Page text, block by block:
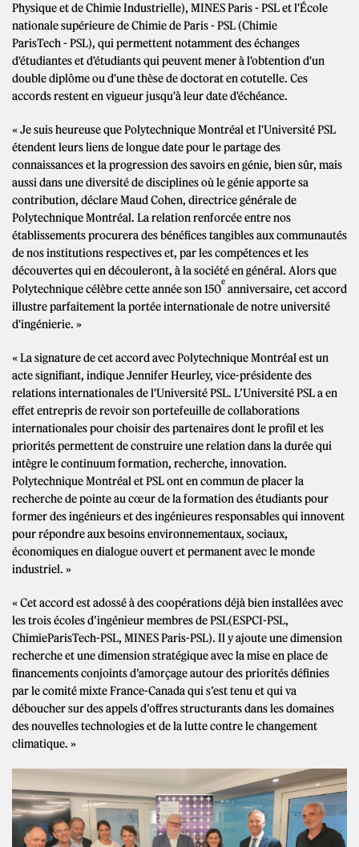
Physique et de Chimie Industrielle), MINES Paris - PSL et l'École
nationale supérieure de Chimie de Paris - PSL (Chimie
ParisTech - PSL), qui permettent notamment des échanges
d'étudiantes et d'étudiants qui peuvent mener à l'obtention d'un
double diplôme ou d'une thèse de doctorat en cotutelle. Ces
accords restent en vigueur jusqu'à leur date d'échéance.
« Je suis heureuse que Polytechnique Montréal et l'Université PSL
étendent leurs liens de longue date pour le partage des
connaissances et la progression des savoirs en génie, bien sûr, mais
aussi dans une diversité de disciplines où le génie apporte sa
contribution, déclare Maud Cohen, directrice générale de
Polytechnique Montréal. La relation renforcée entre nos
établissements procurera des bénéfices tangibles aux communautés
de nos institutions respectives et, par les compétences et les
découvertes qui en découleront, à la société en général. Alors que
Polytechnique célèbre cette année son 150
e
anniversaire, cet accord
illustre parfaitement la portée internationale de notre université
d'ingénierie. »
« La signature de cet accord avec Polytechnique Montréal est un
acte signifiant, indique Jennifer Heurley, vice-présidente des
relations internationales de l'Université PSL. L’Université PSL a en
effet entrepris de revoir son portefeuille de collaborations
internationales pour choisir des partenaires dont le profil et les
priorités permettent de construire une relation dans la durée qui
intègre le continuum formation, recherche, innovation.
Polytechnique Montréal et PSL ont en commun de placer la
recherche de pointe au cœur de la formation des étudiants pour
former des ingénieurs et des ingénieures responsables qui innovent
pour répondre aux besoins environnementaux, sociaux,
économiques en dialogue ouvert et permanent avec le monde
industriel. »
« Cet accord est adossé à des coopérations déjà bien installées avec
les trois écoles d’ingénieur membres de PSL(ESPCI-PSL,
ChimieParisTech-PSL, MINES Paris-PSL). Il y ajoute une dimension
recherche et une dimension stratégique avec la mise en place de
financements conjoints d’amorçage autour des priorités définies
par le comité mixte France-Canada qui s’est tenu et qui va
déboucher sur des appels d’offres structurants dans les domaines
des nouvelles technologies et de la lutte contre le changement
climatique. »